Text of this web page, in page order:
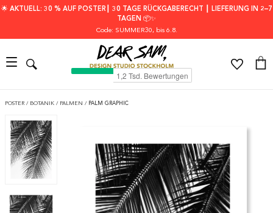
🌟 AKTUELL: 30 % AUF POSTER┃ 30 TAGE RÜCKGABERECHT ┃ LIEFERUNG IN 2–7
TAGEN 📦✨
Code: SUMMER30, bis 6.8.
POSTER / BOTANIK / PALMEN / PALM GRAPHIC